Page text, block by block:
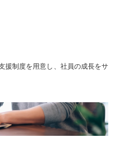
援制度を用意し、社員の成長をサ